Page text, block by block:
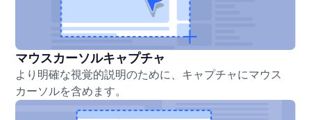
マウスカーソルキャプチャ
より明確な視覚的説明のために、キャプチャにマウス
カーソルを含めます。